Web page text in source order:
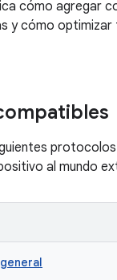
cómo agregar
y cómo optimizar
al mundo